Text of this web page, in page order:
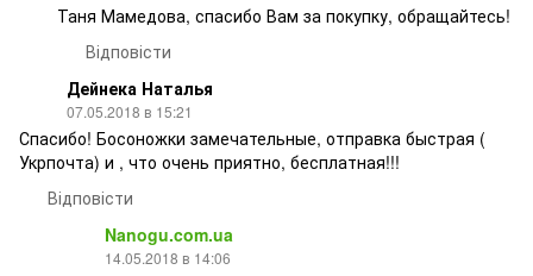
Таня Мамедова, спасибо Вам за покупку, обращайтесь!
Відповісти
Дейнека Наталья
07.05.2018 в 15:21
Спасибо! Босоножки замечательные, отправка быстрая (
Укрпочта) и , что очень приятно, бесплатная!!!
Відповісти
Nanogu.com.ua
14.05.2018 в 14:06